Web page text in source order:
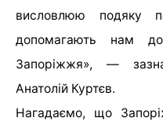
висловлюю подяку
допомагають нам
Запоріжжя», —
Анатолій Куртєв.
Нагадаємо, що